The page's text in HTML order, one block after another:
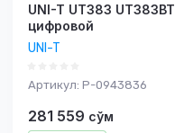
UNI-T UT383 UT383BT
цифровой
UNI-T
Артикул: P-0943836
281 559 сўм